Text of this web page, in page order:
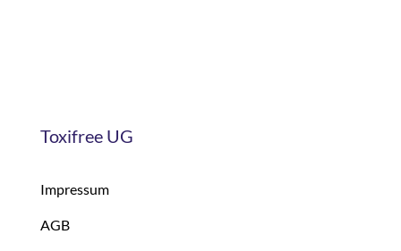
Toxifree UG
Impressum
AGB